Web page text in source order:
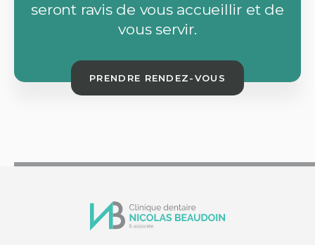
seront ravis de vous accueillir et de
vous servir.
PRENDRE RENDEZ-VOUS